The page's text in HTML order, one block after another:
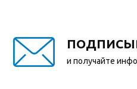
и получайте